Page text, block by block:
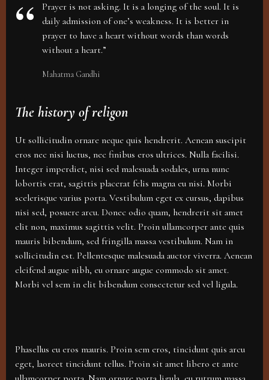
Prayer is not asking. It is a longing of the soul. It is
daily admission of one’s weakness. It is better in
prayer to have a heart without words than words
without a heart.”
Mahatma Gandhi
The history of religon
Ut sollicitudin ornare neque quis hendrerit. Aenean suscipit
eros nec nisi luctus, nec finibus eros ultrices. Nulla facilisi.
Integer imperdiet, nisi sed malesuada sodales, urna nunc
lobortis erat, sagittis placerat felis magna eu nisi. Morbi
scelerisque varius porta. Vestibulum eget ex cursus, dapibus
nisi sed, posuere arcu. Donec odio quam, hendrerit sit amet
elit non, maximus sagittis velit. Proin ullamcorper ante quis
mauris bibendum, sed fringilla massa vestibulum. Nam in
sollicitudin est. Pellentesque malesuada auctor viverra. Aenean
eleifend augue nibh, eu ornare augue commodo sit amet.
Morbi vel sem in elit bibendum consectetur sed vel ligula.
Phasellus eu eros mauris. Proin sem eros, tincidunt quis arcu
eget, laoreet tincidunt tellus. Proin sit amet libero et ante